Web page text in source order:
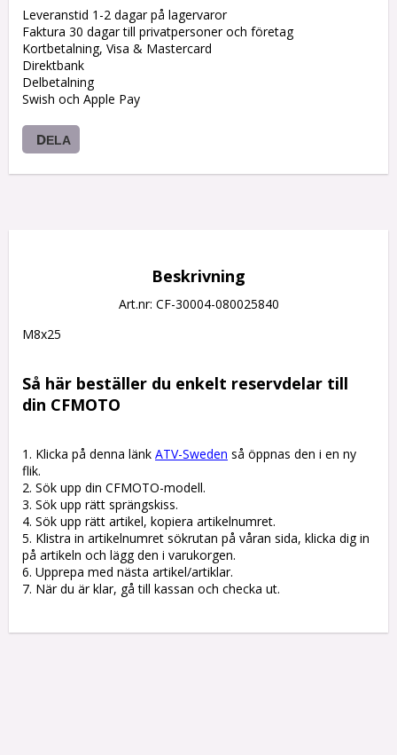
Leveranstid 1-2 dagar på lagervaror
Faktura 30 dagar till privatpersoner och företag
Kortbetalning, Visa & Mastercard
Direktbank
Delbetalning
Swish och Apple Pay
DELA
Beskrivning
Art.nr: CF-30004-080025840
M8x25
Så här beställer du enkelt reservdelar till
din CFMOTO
1. Klicka på denna länk ATV-Sweden så öppnas den i en ny
flik.
2. Sök upp din CFMOTO-modell.
3. Sök upp rätt sprängskiss.
4. Sök upp rätt artikel, kopiera artikelnumret.
5. Klistra in artikelnumret sökrutan på våran sida, klicka dig in
på artikeln och lägg den i varukorgen.
6. Upprepa med nästa artikel/artiklar.
7. När du är klar, gå till kassan och checka ut.